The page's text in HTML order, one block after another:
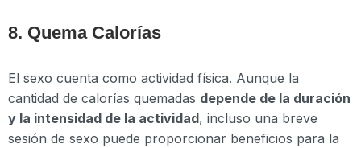
8. Quema Calorías
El sexo cuenta como actividad física. Aunque la
cantidad de calorías quemadas depende de la duración
y la intensidad de la actividad, incluso una breve
sesión de sexo puede proporcionar beneficios para la